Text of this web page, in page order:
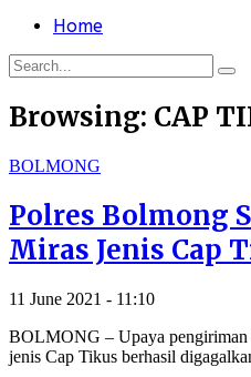
Home
Browsing: CAP
BOLMONG
Polres Bolmong
Miras Jenis Cap
11 June 2021 - 11:10
BOLMONG – Upaya pengiriman
jenis Cap Tikus berhasil